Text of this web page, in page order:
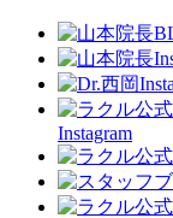
Instagram